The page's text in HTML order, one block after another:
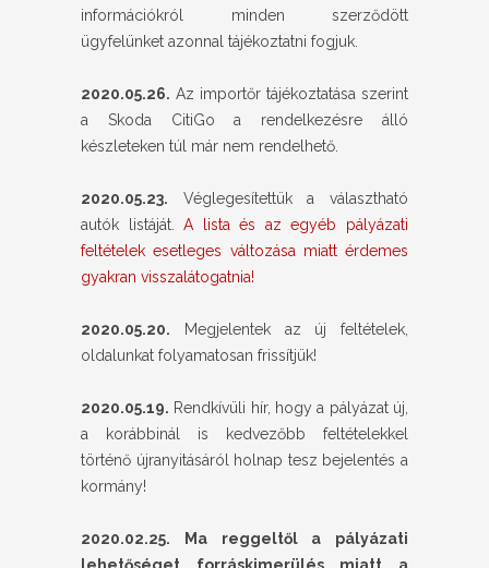
információkról minden szerződött
ügyfelünket azonnal tájékoztatni fogjuk.
2020.05.26. Az importőr tájékoztatása szerint
a Skoda CitiGo a rendelkezésre álló
készleteken túl már nem rendelhető.
2020.05.23. Véglegesítettük a választható
autók listáját.A lista és az egyéb pályázati
feltételek esetleges változása miatt érdemes
gyakran visszalátogatnia!
2020.05.20. Megjelentek az új feltételek,
oldalunkat folyamatosan frissítjük!
2020.05.19. Rendkívüli hír, hogy a pályázat új,
a korábbinál is kedvezőbb feltételekkel
történő újranyitásáról holnap tesz bejelentés a
kormány!
2020.02.25. Ma reggeltől a pályázati